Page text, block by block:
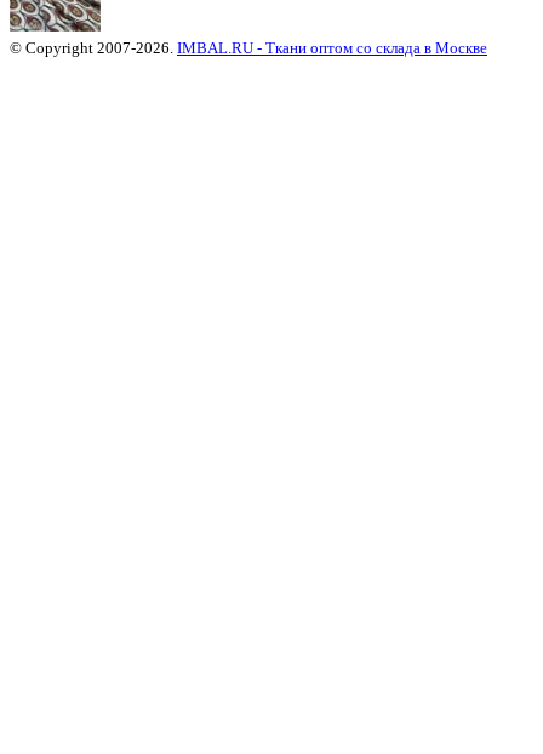
© Copyright 2007-2026. IMBAL.RU - Ткани оптом со склада в Москве